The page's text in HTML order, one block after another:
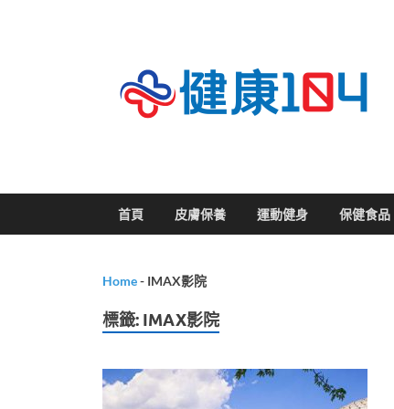
首頁 皮膚保養 運動健身 保健食品
Home- IMAX影院
標籤: IMAX影院